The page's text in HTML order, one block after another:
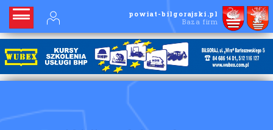
powiat-bilgorajski.pl
Baza firm